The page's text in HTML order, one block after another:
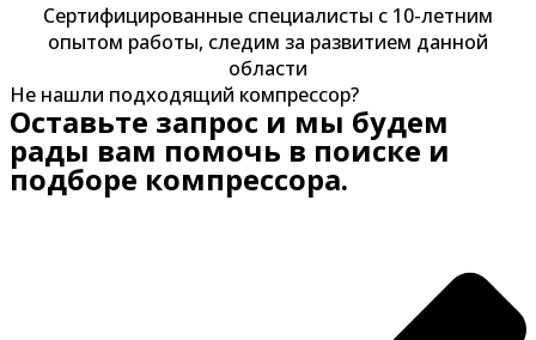
Сертифицированные специалисты с 10-летним
опытом работы, следим за развитием данной
области
Не нашли подходящий компрессор?
Оставьте запрос и мы будем
рады вам помочь в поиске и
подборе компрессора.